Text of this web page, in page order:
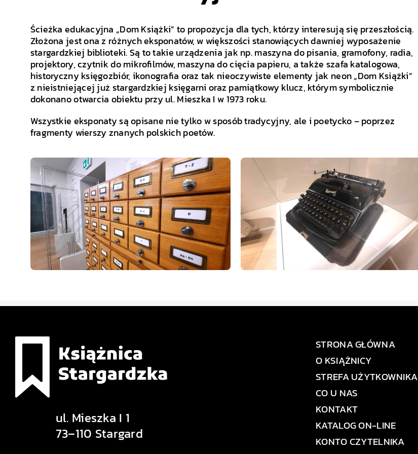
Ścieżka edukacyjna „Dom Książki” to propozycja dla tych, którzy interesują się przeszłością.
Złożona jest ona z różnych eksponatów, w większości stanowiących dawniej wyposażenie
stargardzkiej biblioteki. Są to takie urządzenia jak np. maszyna do pisania, gramofony, radia,
projektory, czytnik do mikrofilmów, maszyna do cięcia papieru, a także szafa katalogowa,
historyczny księgozbiór, ikonografia oraz tak nieoczywiste elementy jak neon „Dom Książki”
z nieistniejącej już stargardzkiej księgarni oraz pamiątkowy klucz, którym symbolicznie
dokonano otwarcia obiektu przy ul. Mieszka I w 1973 roku.
Wszystkie eksponaty są opisane nie tylko w sposób tradycyjny, ale i poetycko – poprzez
fragmenty wierszy znanych polskich poetów.
ul. Mieszka I 1
73–110 Stargard
STRONA GŁÓWNA
O KSIĄŻNICY
STREFA UŻYTKOWNIKA
CO U NAS
KONTAKT
KATALOG ON-LINE
KONTO CZYTELNIKA